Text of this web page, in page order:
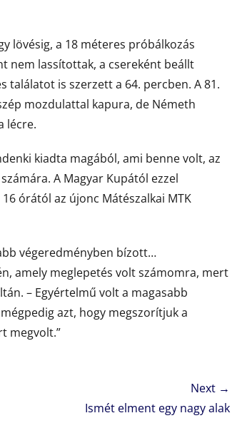
lövésig, a 18 méteres próbálkozás
nem lassítottak, a csereként beállt
találatot is szerzett a 64. percben. A 81.
mozdulattal kapura, de Németh
lécre.
kiadta magából, ami benne volt, az
A Magyar Kupától ezzel
órától az újonc Mátészalkai MTK
végeredményben bízott…
amely meglepetés volt számomra, mert
– Egyértelmű volt a magasabb
azt, hogy megszorítjuk a
megvolt.”
Next →
Ismét elment egy nagy alak